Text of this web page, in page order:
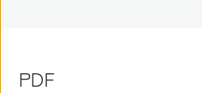
PDF